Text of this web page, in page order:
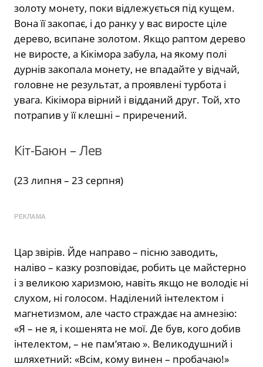
золоту монету, поки відлежується під кущем.
Вона її закопає, і до ранку у вас виросте ціле
дерево, всипане золотом. Якщо раптом дерево
не виросте, а Кікімора забула, на якому полі
дурнів закопала монету, не впадайте у відчай,
головне не результат, а проявлені турбота і
увага. Кікімора вірний і відданий друг. Той, хто
потрапив у її клешні – приречений.
Кіт-Баюн – Лев
(23 липня – 23 серпня)
РЕКЛАМА
Цар звірів. Йде направо – пісню заводить,
наліво – казку розповідає, робить це майстерно
і з великою харизмою, навіть якщо не володіє ні
слухом, ні голосом. Наділений інтелектом і
магнетизмом, але часто страждає на амнезію:
«Я – не я, і кошенята не мої. Де був, кого добив
інтелектом, – не пам’ятаю ». Великодушний і
шляхетний: «Всім, кому винен – ​​пробачаю!»